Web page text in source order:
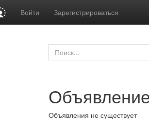
Войти Зарегистрироваться
Объявления не существует